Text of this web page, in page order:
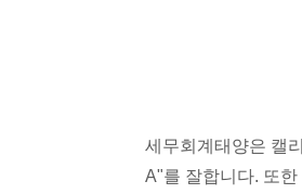
세무회계태양은 캘
A"를 잘합니다. 또